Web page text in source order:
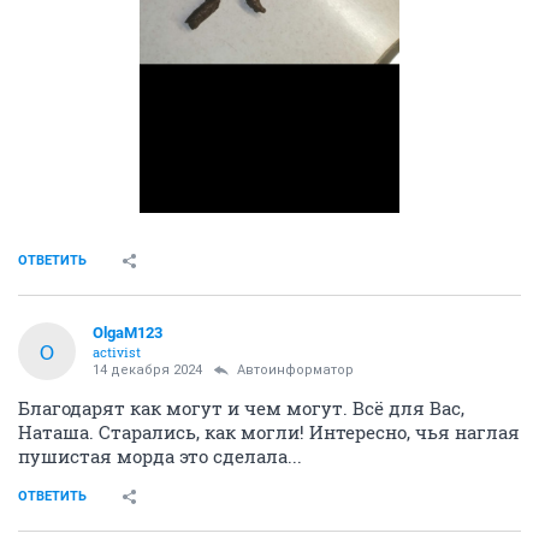
ОТВЕТИТЬ
O
OlgaM123
activist
14 декабря 2024 Автоинформатор
Благодарят как могут и чем могут. Всё для Вас,
Наташа. Старались, как могли! Интересно, чья наглая
пушистая морда это сделала...
ОТВЕТИТЬ